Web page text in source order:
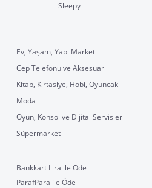
Sleepy
Ev, Yaşam, Yapı Market
Cep Telefonu ve Aksesuar
Kitap, Kırtasiye, Hobi, Oyuncak
Moda
Oyun, Konsol ve Dijital Servisler
Süpermarket
Bankkart Lira ile Öde
ParafPara ile Öde